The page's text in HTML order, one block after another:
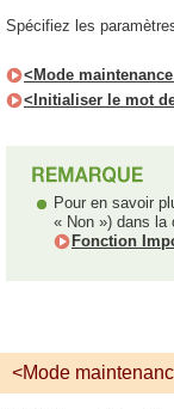
Spécifiez les
<Mode
<Initialiser le mot
Pour en savoir
« Non ») dans la
Fonction
<Mode